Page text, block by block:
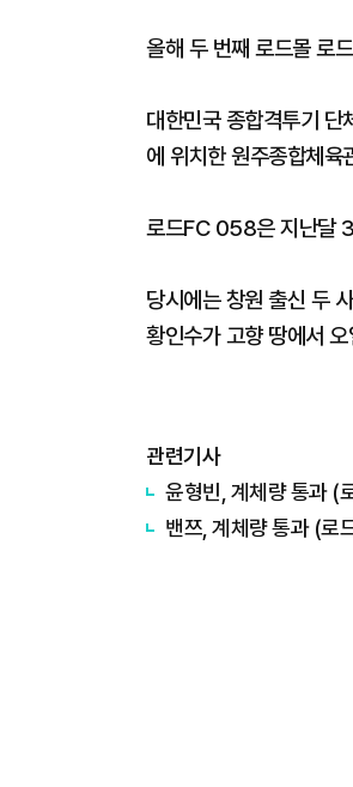
올해 두 번째 로드몰 로
대한민국 종합격투기
에 위치한 원주종합체
로드FC 058은 지난달 3
당시에는 창원 출신 두
황인수가 고향 땅에서
관련기사
윤형빈, 계체량 통과 (
밴쯔, 계체량 통과 (로